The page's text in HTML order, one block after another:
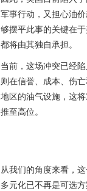
军事行动，又担心油
够摆平此事的关键在
都将由其独自承担。
当前，这场冲突已经
则在信誉、成本、伤
地区的油气设施，这
推至高位。
从我们的角度来看，
多元化已不再是可选